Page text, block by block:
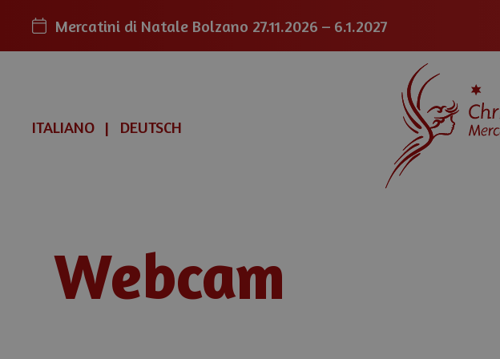
Mercatini di Natale Bolzano 27.11.2026 – 6.1.2027
ITALIANO DEUTSCH
Webcam